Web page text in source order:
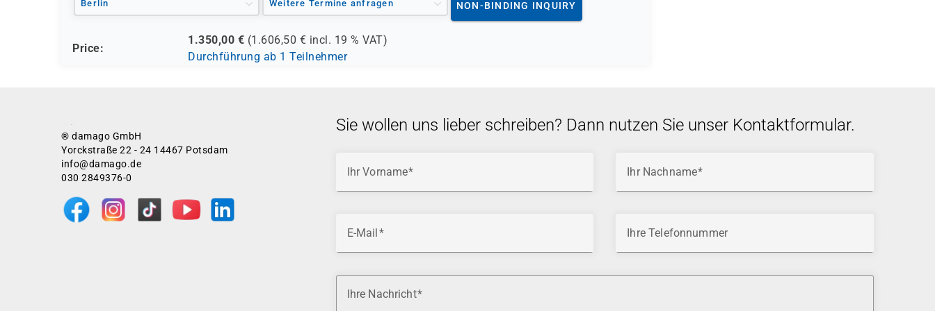
Berlin Weitere Termine anfragen NON-BINDING INQUIRY
Price:
1.350,00 € (1.606,50 € incl. 19 % VAT)
Durchführung ab 1 Teilnehmer
® damago GmbH
Yorckstraße 22 - 24 14467 Potsdam
info@damago.de
030 2849376-0
Sie wollen uns lieber schreiben? Dann nutzen Sie unser Kontaktformular.
Ihr Vorname Ihr Nachname
E-Mail Ihre Telefonnummer
Ihre Nachricht